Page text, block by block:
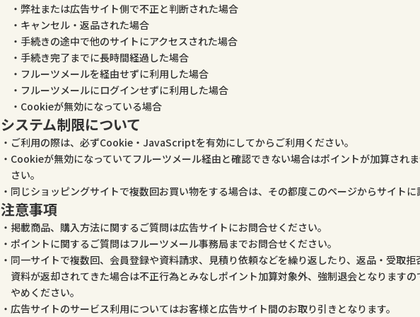
弊社または広告サイト側で不正と判断された場合
キャンセル・返品された場合
手続きの途中で他のサイトにアクセスされた場合
手続き完了までに長時間経過した場合
フルーツメールを経由せずに利用した場合
フルーツメールにログインせずに利用した場合
Cookieが無効になっている場合
システム制限について
ご利用の際は、必ずCookie・JavaScriptを有効にしてからご利用ください。
Cookieが無効になっていてフルーツメール経由と確認できない場合はポイントが加算され
さい。
同じショッピングサイトで複数回お買い物をする場合は、その都度このページからサイトに
注意事項
掲載商品、購入方法に関するご質問は広告サイトにお問合せください。
ポイントに関するご質問はフルーツメール事務局までお問合せください。
同一サイトで複数回、会員登録や資料請求、見積り依頼などを繰り返したり、返品・受取
資料が返却されてきた場合は不正行為とみなしポイント加算対象外、強制退会となります
やめください。
広告サイトのサービス利用についてはお客様と広告サイト間のお取り引きとなります。